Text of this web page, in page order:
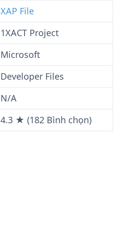
XAP File
1XACT Project
Microsoft
Developer Files
N/A
4.3 ★ (182 Bình chọn)